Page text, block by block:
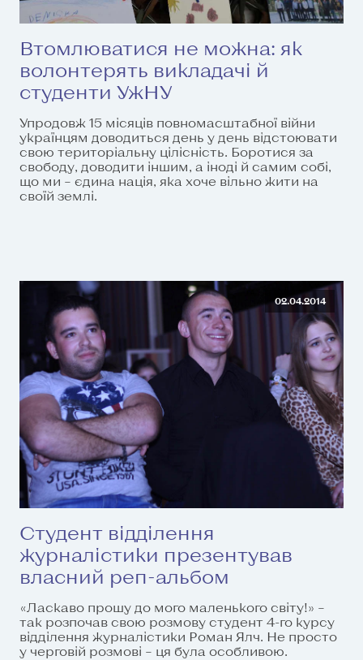
Втомлюватися не можна: як
волонтерять викладачі й
студенти УжНУ
Упродовж 15 місяців повномасштабної війни
українцям доводиться день у день відстоювати
свою територіальну цілісність. Боротися за
свободу, доводити іншим, а іноді й самим собі,
що ми – єдина нація, яка хоче вільно жити на
своїй землі.
02.04.2014
Студент відділення
журналістики презентував
власний реп-альбом
«Ласкаво прошу до мого маленького світу!» –
так розпочав свою розмову студент 4-го курсу
відділення журналістики Роман Ялч. Не просто
у черговій розмові – ця була особливою.